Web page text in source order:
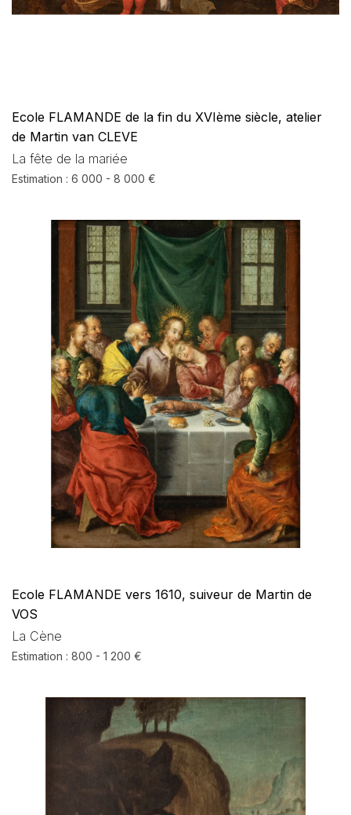
Ecole FLAMANDE de la fin du XVIème siècle, atelier
de Martin van CLEVE
La fête de la mariée
Estimation : 6 000 - 8 000 €
Ecole FLAMANDE vers 1610, suiveur de Martin de
VOS
La Cène
Estimation : 800 - 1 200 €